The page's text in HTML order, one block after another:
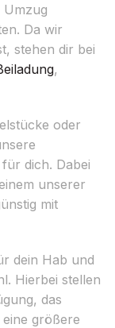
Umzug
Da wir
stehen dir bei
,
oder
dich. Dabei
unserer
mit
dein Hab und
Hierbei stellen
das
größere